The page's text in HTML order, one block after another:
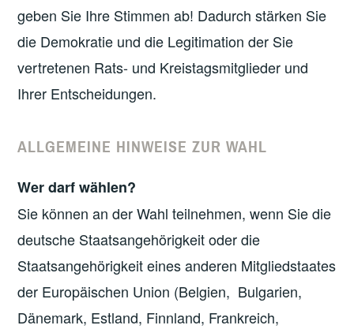
geben Sie Ihre Stimmen ab! Dadurch stärken Sie
die Demokratie und die Legitimation der Sie
vertretenen Rats- und Kreistagsmitglieder und
Ihrer Entscheidungen.
ALLGEMEINE HINWEISE ZUR WAHL
Wer darf wählen?
Sie können an der Wahl teilnehmen, wenn Sie die
deutsche Staatsangehörigkeit oder die
Staatsangehörigkeit eines anderen Mitgliedstaates
der Europäischen Union (Belgien, Bulgarien,
Dänemark, Estland, Finnland, Frankreich,